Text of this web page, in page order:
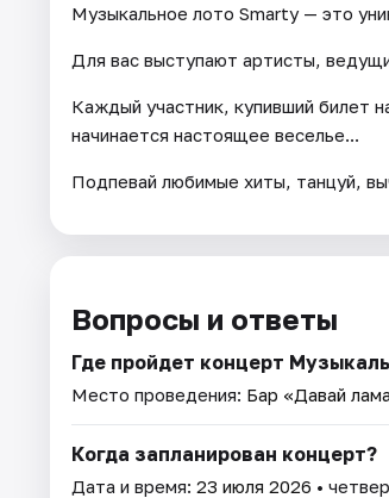
Музыкальное лото Smarty — это
Для вас выступают артисты,
Каждый участник, купивший билет
начинается настоящее веселье...
Подпевай любимые хиты, танцуй,
Вопросы и ответы
Где пройдет концерт
Место проведения: Бар «Давай
Когда запланирован концерт?
Дата и время: 23 июля 2026 •